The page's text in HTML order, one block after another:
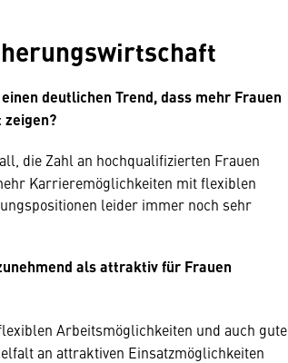
deutlichen Trend, dass mehr Frauen
die Zahl an hochqualifizierten Frauen
Karrieremöglichkeiten mit flexiblen
leider immer noch sehr
als attraktiv für Frauen
Arbeitsmöglichkeiten und auch gute
an attraktiven Einsatzmöglichkeiten